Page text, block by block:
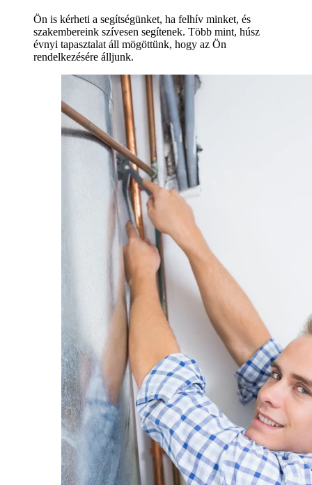
Ön is kérheti a segítségünket, ha felhív minket, és
szakembereink szívesen segítenek. Több mint, húsz
évnyi tapasztalat áll mögöttünk, hogy az Ön
rendelkezésére álljunk.